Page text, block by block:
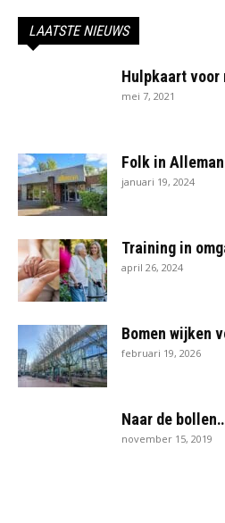
LAATSTE NIEUWS
Hulpkaart voor
mei 7, 2021
Folk in Alleman
januari 19, 2024
Training in
april 26, 2024
Bomen wijken
februari 19, 2026
Naar de
november 15, 2019